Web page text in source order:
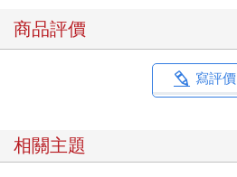
商品評價
寫評價
相關主題